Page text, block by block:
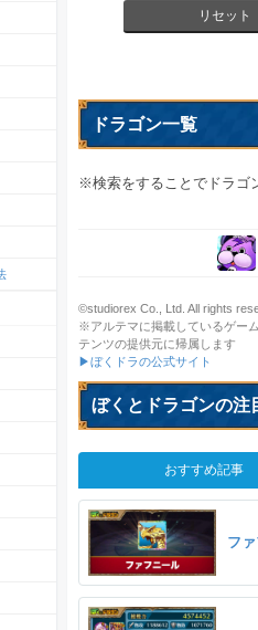
リセット
ドラゴン一覧
※検索をすることでドラゴ
©studiorex Co., Ltd. All rights
※アルテマに掲載しているゲー
テンツの提供元に帰属します
▶ぼくドラの公式サイト
ぼくとドラゴンの注
おすすめ記事
フ